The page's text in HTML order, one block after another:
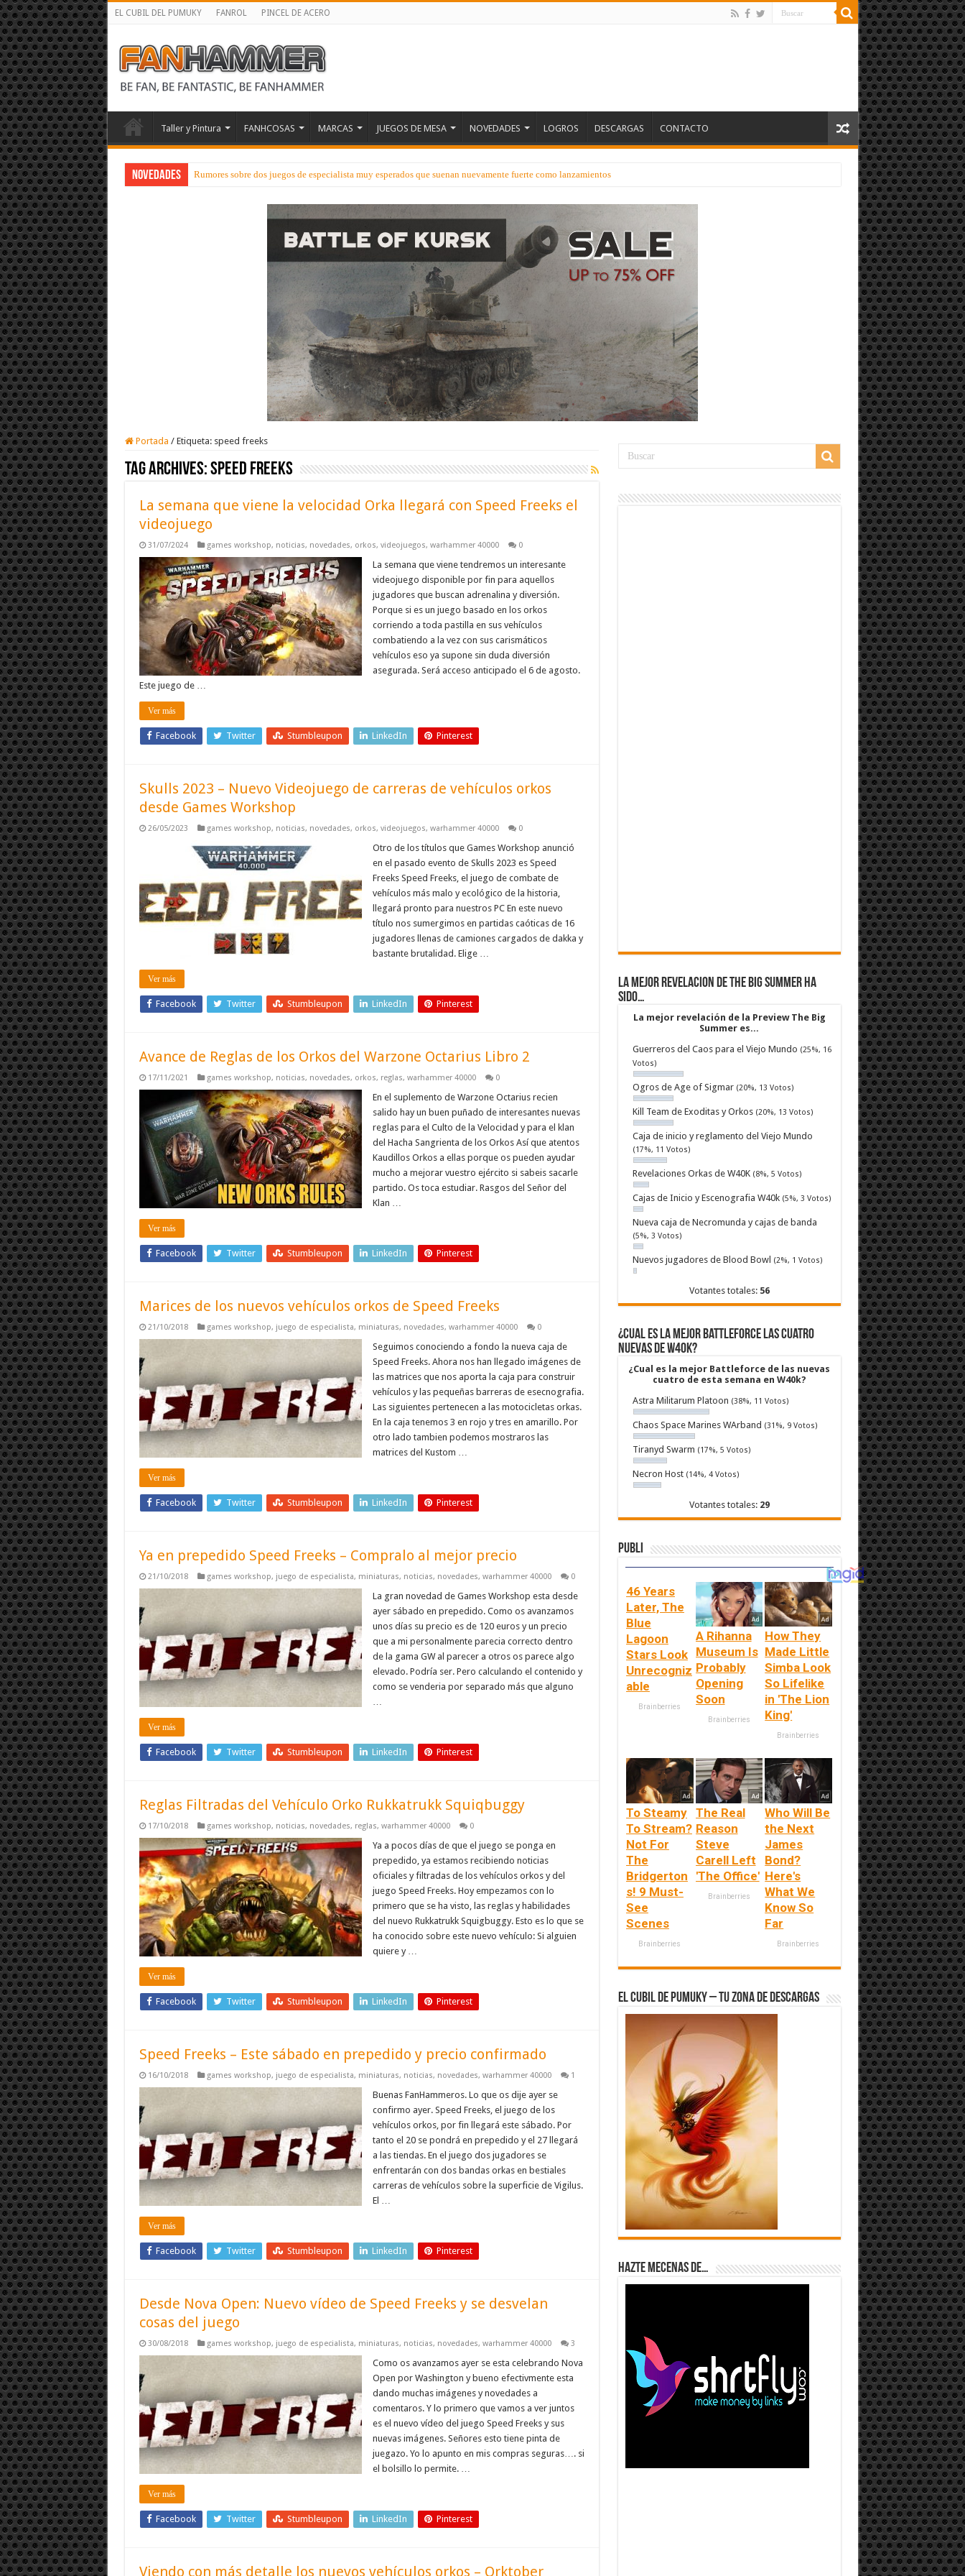
EL CUBIL DEL PUMUKY FANROL PINCEL DE ACERO
Taller y Pintura FANHCOSAS MARCAS JUEGOS DE MESA NOVEDADES LOGROS DESCARGAS CONTACTO
NOVEDADES Rumores sobre dos juegos de especialista muy esperados que suenan nuevamente fuerte como lanzamientos
Portada / Etiqueta: speed freeks
Tag Archives:speed freeks
La semana que viene la velocidad Orka llegará con Speed Freeks el
videojuego
31/07/2024 games workshop, noticias, novedades, orkos, videojuegos, warhammer 40000 0
La semana que viene tendremos un interesante
videojuego disponible por fin para aquellos
jugadores que buscan adrenalina y diversión.
Porque si es un juego basado en los orkos
corriendo a toda pastilla en sus vehículos
combatiendo a la vez con sus carismáticos
vehículos eso ya supone sin duda diversión
asegurada. Será acceso anticipado el 6 de agosto.
Este juego de …
Ver más
Facebook Twitter Stumbleupon LinkedIn Pinterest
Skulls 2023 – Nuevo Videojuego de carreras de vehículos orkos
desde Games Workshop
26/05/2023 games workshop, noticias, novedades, orkos, videojuegos, warhammer 40000 0
Otro de los títulos que Games Workshop anunció
en el pasado evento de Skulls 2023 es Speed
Freeks Speed Freeks, el juego de combate de
vehículos más malo y ecológico de la historia,
llegará pronto para nuestros PC En este nuevo
título nos sumergimos en partidas caóticas de 16
jugadores llenas de camiones cargados de dakka y
bastante brutalidad. Elige …
Ver más
Facebook Twitter Stumbleupon LinkedIn Pinterest
Avance de Reglas de los Orkos del Warzone Octarius Libro 2
17/11/2021 games workshop, noticias, novedades, orkos, reglas, warhammer 40000 0
En el suplemento de Warzone Octarius recien
salido hay un buen puñado de interesantes nuevas
reglas para el Culto de la Velocidad y para el klan
del Hacha Sangrienta de los Orkos Así que atentos
Kaudillos Orkos a ellas porque os pueden ayudar
mucho a mejorar vuestro ejército si sabeis sacarle
partido. Os toca estudiar. Rasgos del Señor del
Klan …
Ver más
Facebook Twitter Stumbleupon LinkedIn Pinterest
Marices de los nuevos vehículos orkos de Speed Freeks
21/10/2018 games workshop, juego de especialista, miniaturas, novedades, warhammer 40000 0
Seguimos conociendo a fondo la nueva caja de
Speed Freeks. Ahora nos han llegado imágenes de
las matrices que nos aporta la caja para construir
vehículos y las pequeñas barreras de esecnografia.
Las siguientes pertenecen a las motocicletas orkas.
En la caja tenemos 3 en rojo y tres en amarillo. Por
otro lado tambien podemos mostraros las
matrices del Kustom …
Ver más
Facebook Twitter Stumbleupon LinkedIn Pinterest
Ya en prepedido Speed Freeks – Compralo al mejor precio
21/10/2018 games workshop, juego de especialista, miniaturas, noticias, novedades, warhammer 40000 0
La gran novedad de Games Workshop esta desde
ayer sábado en prepedido. Como os avanzamos
unos días su precio es de 120 euros y un precio
que a mi personalmente parecia correcto dentro
de la gama GW al parecer a otros os parece algo
elevado. Podría ser. Pero calculando el contenido y
como se venderia por separado más que alguno
Ver más
Facebook Twitter Stumbleupon LinkedIn Pinterest
Reglas Filtradas del Vehículo Orko Rukkatrukk Squiqbuggy
17/10/2018 games workshop, noticias, novedades, reglas, warhammer 40000 0
Ya a pocos días de que el juego se ponga en
prepedido, ya estamos recibiendo noticias
oficiales y filtradas de los vehículos orkos y del
juego Speed Freeks. Hoy empezamos con lo
primero que se ha visto, las reglas y habilidades
del nuevo Rukkatrukk Squigbuggy. Esto es lo que se
ha conocido sobre este nuevo vehículo: Si alguien
quiere y …
Ver más
Facebook Twitter Stumbleupon LinkedIn Pinterest
Speed Freeks – Este sábado en prepedido y precio confirmado
16/10/2018 games workshop, juego de especialista, miniaturas, noticias, novedades, warhammer 40000 1
Buenas FanHammeros. Lo que os dije ayer se
confirmo ayer. Speed Freeks, el juego de los
vehículos orkos, por fin llegará este sábado. Por
tanto el 20 se pondrá en prepedido y el 27 llegará
a las tiendas. En el juego dos jugadores se
enfrentarán con dos bandas orkas en bestiales
carreras de vehículos sobre la superficie de Vigilus.
El …
Ver más
Facebook Twitter Stumbleupon LinkedIn Pinterest
Desde Nova Open: Nuevo vídeo de Speed Freeks y se desvelan
cosas del juego
30/08/2018 games workshop, juego de especialista, miniaturas, noticias, novedades, warhammer 40000 3
Como os avanzamos ayer se esta celebrando Nova
Open por Washington y bueno efectivmente esta
dando muchas imágenes y novedades a
comentaros. Y lo primero que vamos a ver juntos
es el nuevo vídeo del juego Speed Freeks y sus
nuevas imágenes. Señores esto tiene pinta de
juegazo. Yo lo apunto en mis compras seguras…. si
el bolsillo lo permite. …
Ver más
Facebook Twitter Stumbleupon LinkedIn Pinterest
Viendo con más detalle los nuevos vehículos orkos – Orktober
La mejor revelacion de The Big Summer ha
sido…
La mejor revelación de la Preview The Big
Summer es...
Guerreros del Caos para el Viejo Mundo (25%, 16
Votos)
Ogros de Age of Sigmar (20%, 13 Votos)
Kill Team de Exoditas y Orkos (20%, 13 Votos)
Caja de inicio y reglamento del Viejo Mundo
(17%, 11 Votos)
Revelaciones Orkas de W40K (8%, 5 Votos)
Cajas de Inicio y Escenografia W40k (5%, 3 Votos)
Nueva caja de Necromunda y cajas de banda
(5%, 3 Votos)
Nuevos jugadores de Blood Bowl (2%, 1 Votos)
Votantes totales: 56
¿Cual es la mejor Battleforce las cuatro
nuevas de W40k?
¿Cual es la mejor Battleforce de las nuevas
cuatro de esta semana en W40k?
Astra Militarum Platoon (38%, 11 Votos)
Chaos Space Marines WArband (31%, 9 Votos)
Tiranyd Swarm (17%, 5 Votos)
Necron Host (14%, 4 Votos)
Votantes totales: 29
Publi
46 Years
Later, The
Blue
Lagoon
Stars Look
Unrecogniz
able
Brainberries
A Rihanna
Museum Is
Probably
Opening
Soon
Brainberries
How They
Made Little
Simba Look
So Lifelike
in 'The Lion
King'
Brainberries
To Steamy
To Stream?
Not For
The
Bridgerton
s! 9 Must-
See
Scenes
Brainberries
The Real
Reason
Steve
Carell Left
'The Office'
Brainberries
Who Will Be
the Next
James
Bond?
Here's
What We
Know So
Far
Brainberries
El Cubil de Pumuky – Tu zona de Descargas
Hazte Mecenas de…